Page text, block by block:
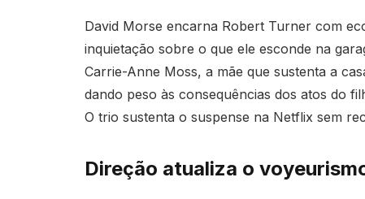
David Morse encarna Robert Turner com
inquietação sobre o que ele esconde na
Carrie-Anne Moss, a mãe que sustenta a
dando peso às consequências dos atos do
O trio sustenta o suspense na Netflix sem
Direção atualiza o